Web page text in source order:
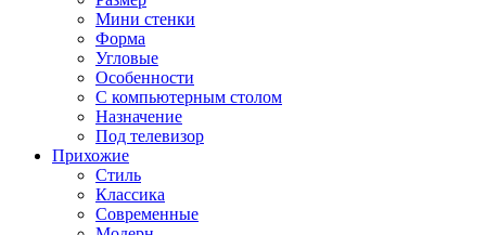
Мини стенки
Форма
Угловые
Особенности
С компьютерным столом
Назначение
Под телевизор
Прихожие
Стиль
Классика
Современные